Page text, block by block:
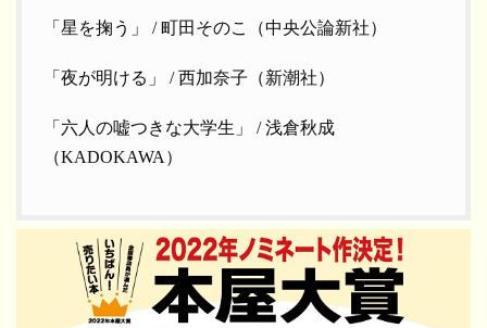
「星を掬う」 / 町田そのこ（中央公論新社）
「夜が明ける」 / 西加奈子（新潮社）
「六人の嘘つきな大学生」 / 浅倉秋成
（KADOKAWA）